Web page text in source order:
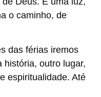
o caminho, de
das férias iremos
história, outro lugar,
espiritualidade. Até